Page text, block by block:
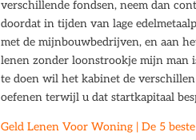
verschillende fondsen, neem dan
doordat in tijden van lage
met de mijnbouwbedrijven, en aan
lenen zonder loonstrookje mijn man
te doen wil het kabinet de
oefenen terwijl u dat startkapitaal
Geld Lenen Voor Woning | De 5